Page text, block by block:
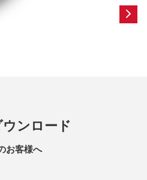
ンロード
お客様へ